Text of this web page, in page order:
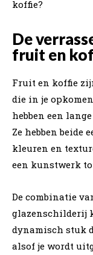
koffie?
De
fruit en
Fruit en koffie
die in je
hebben een
Ze hebben beide
kleuren en
een kunstwerk
De combinatie
glazenschilderij
dynamisch stuk
alsof je wordt